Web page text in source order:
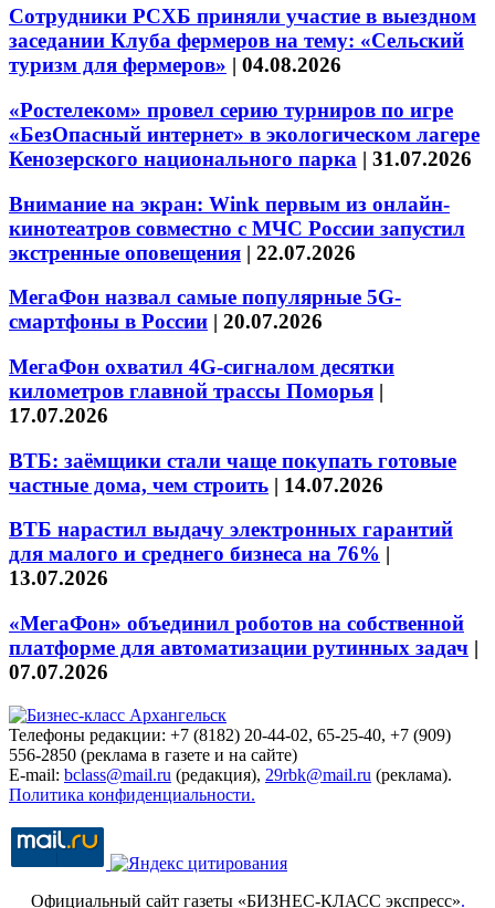
Сотрудники РСХБ приняли участие в выездном
заседании Клуба фермеров на тему: «Сельский
туризм для фермеров» | 04.08.2026
«Ростелеком» провел серию турниров по игре
«БезОпасный интернет» в экологическом лагере
Кенозерского национального парка | 31.07.2026
Внимание на экран: Wink первым из онлайн-
кинотеатров совместно с МЧС России запустил
экстренные оповещения | 22.07.2026
МегаФон назвал самые популярные 5G-
смартфоны в России | 20.07.2026
МегаФон охватил 4G-сигналом десятки
километров главной трассы Поморья |
17.07.2026
ВТБ: заёмщики стали чаще покупать готовые
частные дома, чем строить | 14.07.2026
ВТБ нарастил выдачу электронных гарантий
для малого и среднего бизнеса на 76% |
13.07.2026
«МегаФон» объединил роботов на собственной
платформе для автоматизации рутинных задач |
07.07.2026
Телефоны редакции: +7 (8182) 20-44-02, 65-25-40, +7 (909)
556-2850 (реклама в газете и на сайте)
E-mail: bclass@mail.ru (редакция), 29rbk@mail.ru (реклама).
Политика конфиденциальности.
Официальный сайт газеты «БИЗНЕС-КЛАСС экспресс».